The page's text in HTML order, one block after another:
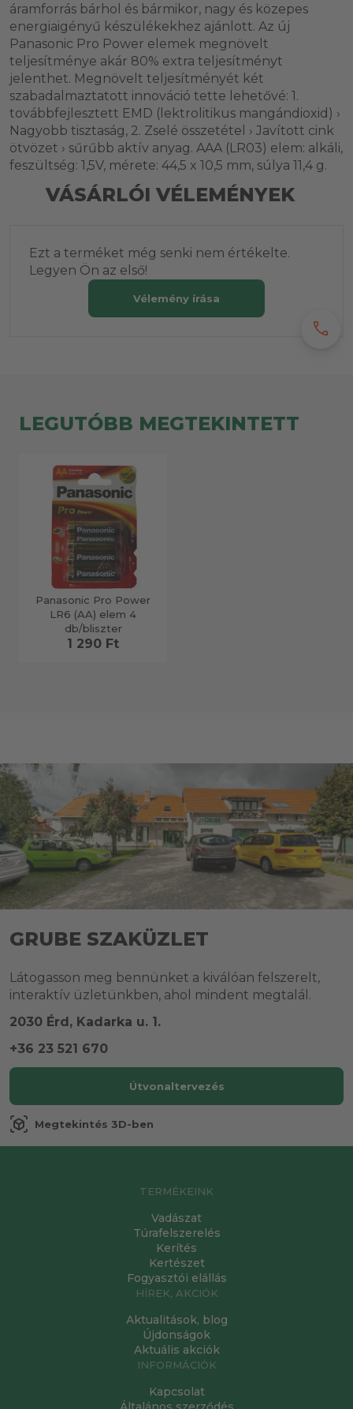
áramforrás bárhol és bármikor, nagy és közepes
energiaigényű készülékekhez ajánlott. Az új
Panasonic Pro Power elemek megnövelt
teljesítménye akár 80% extra teljesítményt
jelenthet. Megnövelt teljesítményét két
szabadalmaztatott innováció tette lehetővé: 1.
továbbfejlesztett EMD (lektrolitikus mangándioxid) ›
Nagyobb tisztaság, 2. Zselé összetétel › Javított cink
ötvözet › sűrűbb aktív anyag. AAA (LR03) elem: alkáli,
feszültség: 1,5V, mérete: 44,5 x 10,5 mm, súlya 11,4 g.
VÁSÁRLÓI VÉLEMÉNYEK
Ezt a terméket még senki nem értékelte.
Legyen Ön az első!
Vélemény írása
LEGUTÓBB MEGTEKINTETT
Panasonic Pro Power
LR6 (AA) elem 4
db/bliszter
1 290 Ft
call
GRUBE SZAKÜZLET
Látogasson meg bennünket a kiválóan felszerelt,
interaktív üzletünkben, ahol mindent megtalál.
2030 Érd, Kadarka u. 1.
+36 23 521 670
Útvonaltervezés
view_in_ar Megtekintés 3D-ben
TERMÉKEINK
Vadászat
Túrafelszerelés
Kerítés
Kertészet
Fogyasztói elállás
HÍREK, AKCIÓK
Aktualitások, blog
Újdonságok
Aktuális akciók
INFORMÁCIÓK
Kapcsolat